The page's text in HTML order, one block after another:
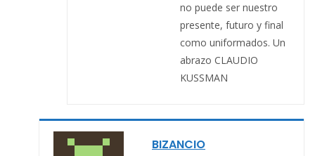
no puede ser nuestro
presente, futuro y final
como uniformados. Un
abrazo CLAUDIO
KUSSMAN
BIZANCIO